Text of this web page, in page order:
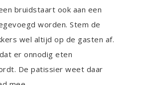
bruidstaart ook aan een
worden. Stem de
wel altijd op de gasten af.
er onnodig eten
De patissier weet daar